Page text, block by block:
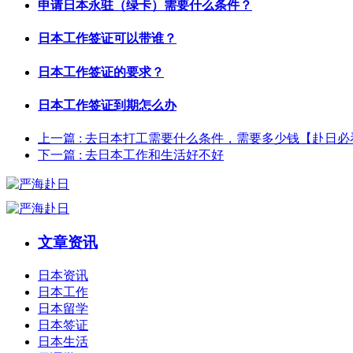
申请日本永驻（绿卡）需要什么条件？
日本工作签证可以带谁？
日本工作签证的要求？
日本工作签证到期怎么办
上一篇 : 去日本打工需要什么条件，需要多少钱【赴日必
下一篇 : 去日本工作和生活好不好
文章资讯
日本资讯
日本工作
日本留学
日本签证
日本生活